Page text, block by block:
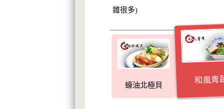
雜很多)
蠔油北極貝
和風青